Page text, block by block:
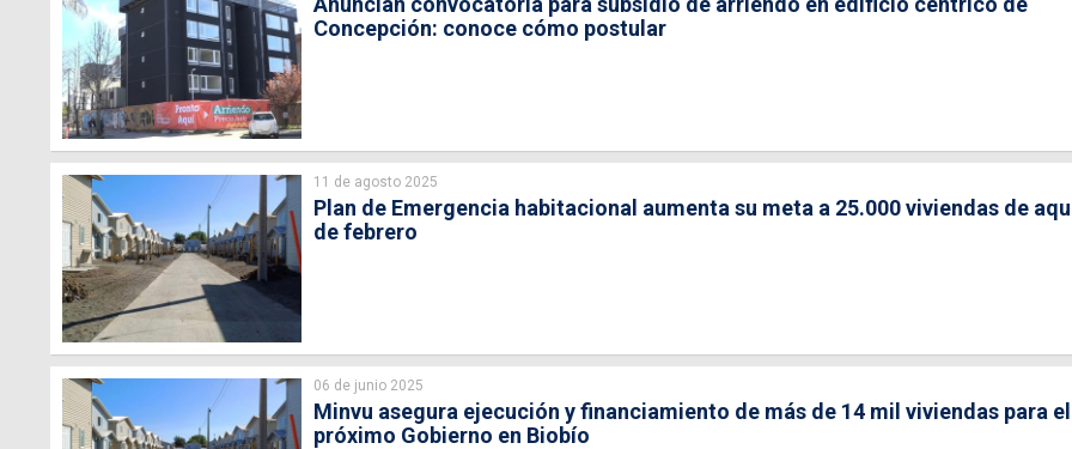
Concepción: conoce cómo postular
11 de agosto 2025
Plan de Emergencia habitacional aumenta su meta a 25.000 viviendas de
de febrero
06 de junio 2025
Minvu asegura ejecución y financiamiento de más de 14 mil viviendas para el
próximo Gobierno en Biobío